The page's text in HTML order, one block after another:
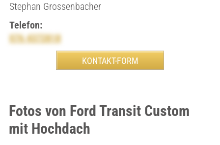
Stephan Grossenbacher
Telefon:
076 4372818
Fotos von Ford Transit Custom
mit Hochdach